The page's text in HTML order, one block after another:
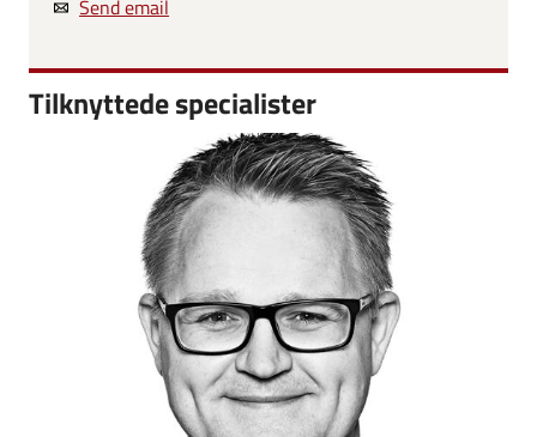
Send email
Tilknyttede specialister